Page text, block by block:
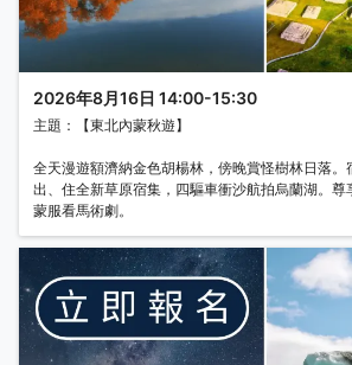
2026年8月16日 14:00-15:30
主題：【東北內蒙秋遊】
全天漫遊額濟納金色胡楊林，傍晚賞怪樹林日落。
出、住全新草原宿集，四驅車衝沙航拍烏蘭湖。尊
蒙服看馬術劇。